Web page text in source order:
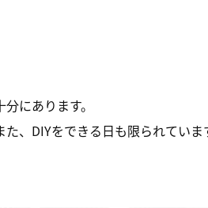
にあります。
、DIYをできる日も限られていま